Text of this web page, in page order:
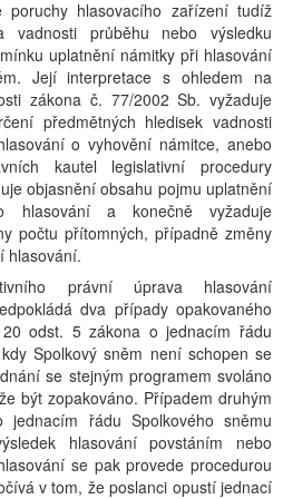
poruchy hlasovacího zařízení tudíž
vadnosti průběhu nebo výsledku
uplatnění námitky při hlasování
Její interpretace s ohledem na
zákona č. 77/2002 Sb. vyžaduje
předmětných hledisek vadnosti
o vyhovění námitce, anebo
kautel legislativní procedury
objasnění obsahu pojmu uplatnění
hlasování a konečně vyžaduje
počtu přítomných, případně změny
hlasování.
právní úprava hlasování
dva případy opakovaného
odst. 5 zákona o jednacím řádu
Spolkový sněm není schopen se
se stejným programem svoláno
být zopakováno. Případem druhým
řádu Spolkového sněmu
hlasování povstáním nebo
se pak provede procedurou
v tom, že poslanci opustí jednací